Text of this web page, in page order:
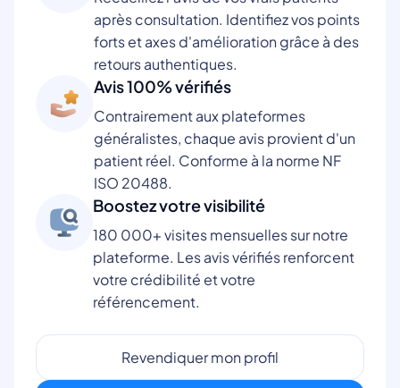
après consultation. Identifiez vos points
forts et axes d'amélioration grâce à des
retours authentiques.
Avis 100% vérifiés
Contrairement aux plateformes
généralistes, chaque avis provient d'un
patient réel. Conforme à la norme NF
ISO 20488.
Boostez votre visibilité
180 000+ visites mensuelles sur notre
plateforme. Les avis vérifiés renforcent
votre crédibilité et votre
référencement.
Revendiquer mon profil